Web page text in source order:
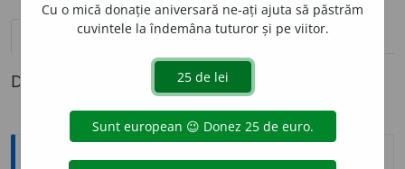
definiții (1) pronunțievolume_up (50)
Definiția cu ID-ul 805098:
Explicative DEX
Cu o mică donație aniversară ne-ați ajuta să păstrăm
cuvintele la îndemâna tuturor și pe viitor.